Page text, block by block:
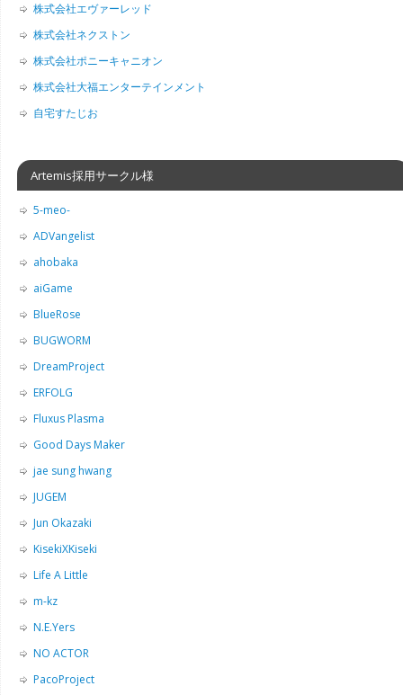
株式会社エヴァーレッド
株式会社ネクストン
株式会社ポニーキャニオン
株式会社大福エンターテインメント
自宅すたじお
Artemis採用サークル様
5-meo-
ADVangelist
ahobaka
aiGame
BlueRose
BUGWORM
DreamProject
ERFOLG
Fluxus Plasma
Good Days Maker
jae sung hwang
JUGEM
Jun Okazaki
KisekiXKiseki
Life A Little
m-kz
N.E.Yers
NO ACTOR
PacoProject